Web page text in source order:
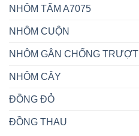
NHÔM TẤM A7075
NHÔM CUỘN
NHÔM GÂN CHỐNG TRƯỢT
NHÔM CÂY
ĐỒNG ĐỎ
ĐỒNG THAU